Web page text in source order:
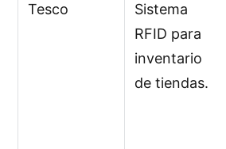
Tesco
Sistema
RFID para
inventario
de tiendas.